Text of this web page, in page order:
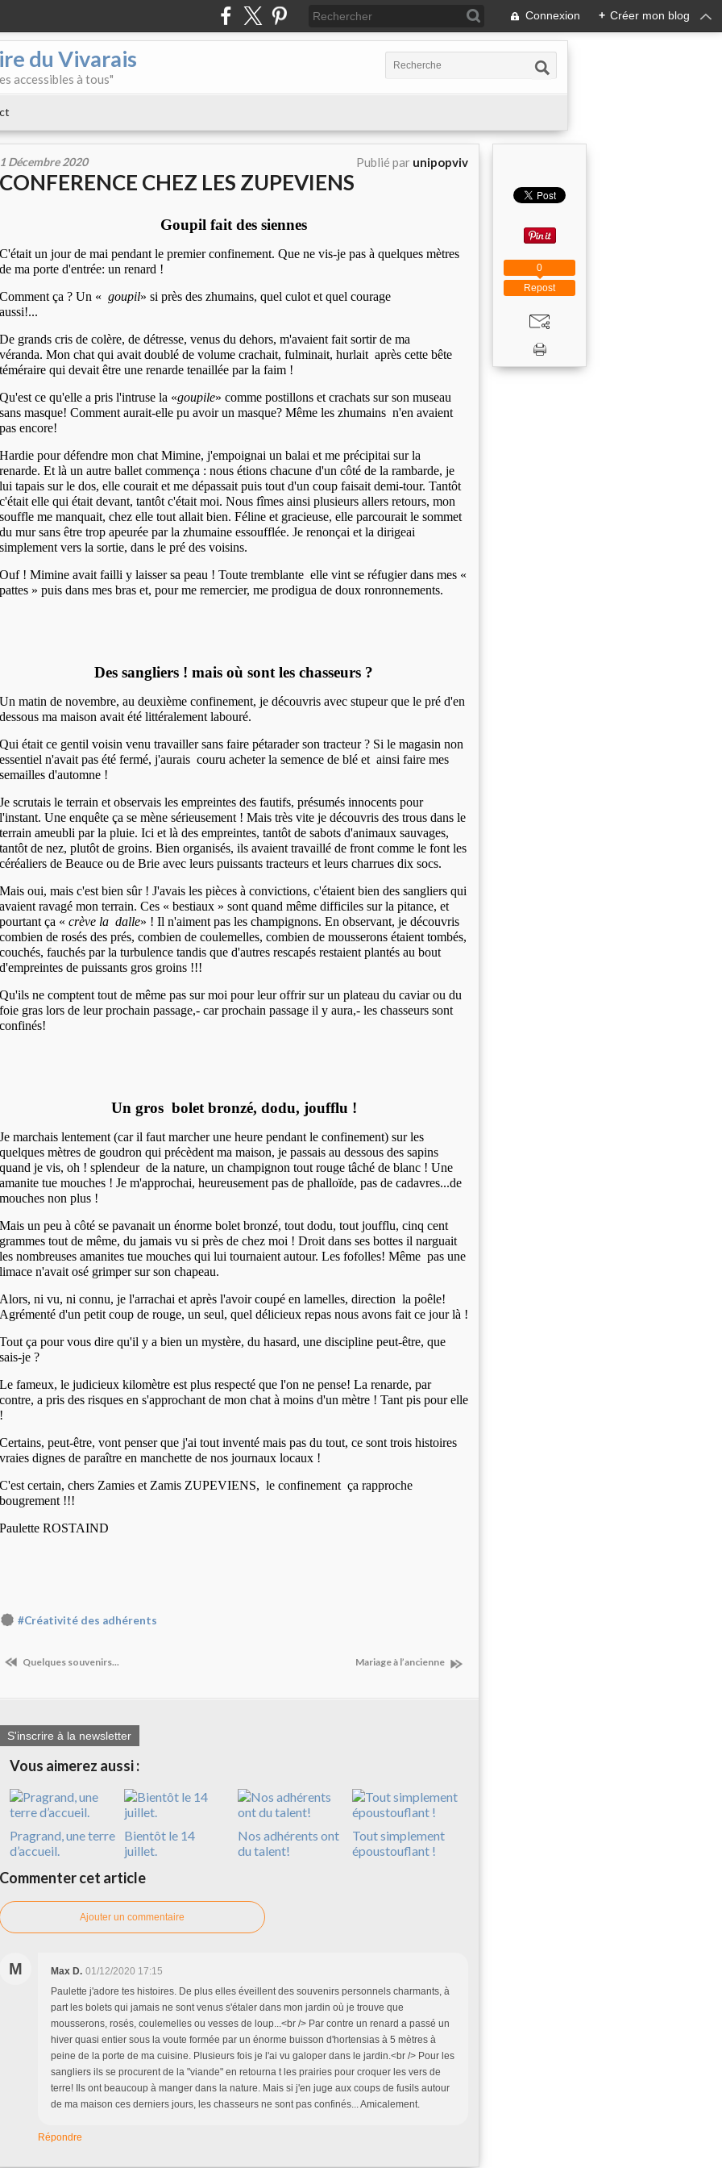
Connexion + Créer mon blog
du Vivarais
accessibles à tous"
1 Décembre 2020 Publié par unipopviv
CONFERENCE CHEZ LES ZUPEVIENS
Goupil fait des siennes
C'était un jour de mai pendant le premier confinement. Que ne vis-je pas à quelques mètres
de ma porte d'entrée: un renard !
Comment ça ? Un « goupil» si près des zhumains, quel culot et quel courage
aussi!...
De grands cris de colère, de détresse, venus du dehors, m'avaient fait sortir de ma
véranda. Mon chat qui avait doublé de volume crachait, fulminait, hurlait après cette bête
téméraire qui devait être une renarde tenaillée par la faim !
Qu'est ce qu'elle a pris l'intruse la «goupile» comme postillons et crachats sur son museau
sans masque! Comment aurait-elle pu avoir un masque? Même les zhumains n'en avaient
pas encore!
Hardie pour défendre mon chat Mimine, j'empoignai un balai et me précipitai sur la
renarde. Et là un autre ballet commença : nous étions chacune d'un côté de la rambarde, je
lui tapais sur le dos, elle courait et me dépassait puis tout d'un coup faisait demi-tour. Tantôt
c'était elle qui était devant, tantôt c'était moi. Nous fîmes ainsi plusieurs allers retours, mon
souffle me manquait, chez elle tout allait bien. Féline et gracieuse, elle parcourait le sommet
du mur sans être trop apeurée par la zhumaine essoufflée. Je renonçai et la dirigeai
simplement vers la sortie, dans le pré des voisins.
Ouf ! Mimine avait failli y laisser sa peau ! Toute tremblante elle vint se réfugier dans mes «
pattes » puis dans mes bras et, pour me remercier, me prodigua de doux ronronnements.
Des sangliers ! mais où sont les chasseurs ?
Un matin de novembre, au deuxième confinement, je découvris avec stupeur que le pré d'en
dessous ma maison avait été littéralement labouré.
Qui était ce gentil voisin venu travailler sans faire pétarader son tracteur ? Si le magasin non
essentiel n'avait pas été fermé, j'aurais couru acheter la semence de blé et ainsi faire mes
semailles d'automne !
Je scrutais le terrain et observais les empreintes des fautifs, présumés innocents pour
l'instant. Une enquête ça se mène sérieusement ! Mais très vite je découvris des trous dans le
terrain ameubli par la pluie. Ici et là des empreintes, tantôt de sabots d'animaux sauvages,
tantôt de nez, plutôt de groins. Bien organisés, ils avaient travaillé de front comme le font les
céréaliers de Beauce ou de Brie avec leurs puissants tracteurs et leurs charrues dix socs.
Mais oui, mais c'est bien sûr ! J'avais les pièces à convictions, c'étaient bien des sangliers qui
avaient ravagé mon terrain. Ces « bestiaux » sont quand même difficiles sur la pitance, et
pourtant ça « crève la dalle» ! Il n'aiment pas les champignons. En observant, je découvris
combien de rosés des prés, combien de coulemelles, combien de mousserons étaient tombés,
couchés, fauchés par la turbulence tandis que d'autres rescapés restaient plantés au bout
d'empreintes de puissants gros groins !!!
Qu'ils ne comptent tout de même pas sur moi pour leur offrir sur un plateau du caviar ou du
foie gras lors de leur prochain passage,- car prochain passage il y aura,- les chasseurs sont
confinés!
Un gros bolet bronzé, dodu, joufflu !
Je marchais lentement (car il faut marcher une heure pendant le confinement) sur les
quelques mètres de goudron qui précèdent ma maison, je passais au dessous des sapins
quand je vis, oh ! splendeur de la nature, un champignon tout rouge tâché de blanc ! Une
amanite tue mouches ! Je m'approchai, heureusement pas de phalloïde, pas de cadavres...de
mouches non plus !
Mais un peu à côté se pavanait un énorme bolet bronzé, tout dodu, tout joufflu, cinq cent
grammes tout de même, du jamais vu si près de chez moi ! Droit dans ses bottes il narguait
les nombreuses amanites tue mouches qui lui tournaient autour. Les fofolles! Même pas une
limace n'avait osé grimper sur son chapeau.
Alors, ni vu, ni connu, je l'arrachai et après l'avoir coupé en lamelles, direction la poêle!
Agrémenté d'un petit coup de rouge, un seul, quel délicieux repas nous avons fait ce jour là !
Tout ça pour vous dire qu'il y a bien un mystère, du hasard, une discipline peut-être, que
sais-je ?
Le fameux, le judicieux kilomètre est plus respecté que l'on ne pense! La renarde, par
contre, a pris des risques en s'approchant de mon chat à moins d'un mètre ! Tant pis pour elle
!
Certains, peut-être, vont penser que j'ai tout inventé mais pas du tout, ce sont trois histoires
vraies dignes de paraître en manchette de nos journaux locaux !
C'est certain, chers Zamies et Zamis ZUPEVIENS, le confinement ça rapproche
bougrement !!!
Paulette ROSTAIND
#Créativité des adhérents
Quelques souvenirs... Mariage à l’ancienne
S'inscrire à la newsletter
Vous aimerez aussi :
Pragrand, une terre
d’accueil.
Bientôt le 14
juillet.
Nos adhérents ont
du talent!
Tout simplement
époustouflant !
Commenter cet article
Ajouter un commentaire
M Max D. 01/12/2020 17:15
Paulette j'adore tes histoires. De plus elles éveillent des souvenirs personnels charmants, à
part les bolets qui jamais ne sont venus s'étaler dans mon jardin où je trouve que
mousserons, rosés, coulemelles ou vesses de loup...<br /> Par contre un renard a passé un
hiver quasi entier sous la voute formée par un énorme buisson d'hortensias à 5 mètres à
peine de la porte de ma cuisine. Plusieurs fois je l'ai vu galoper dans le jardin.<br /> Pour les
sangliers ils se procurent de la "viande" en retourna t les prairies pour croquer les vers de
terre! Ils ont beaucoup à manger dans la nature. Mais si j'en juge aux coups de fusils autour
de ma maison ces derniers jours, les chasseurs ne sont pas confinés... Amicalement.
Répondre
Repost
0